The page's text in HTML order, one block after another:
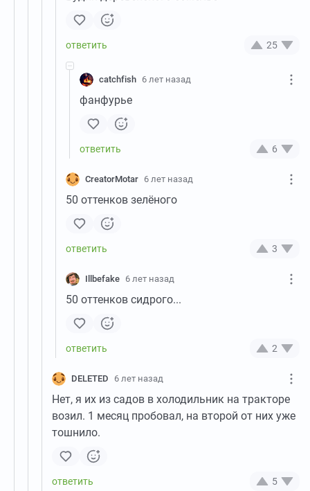
25
catchfish 6 лет назад
фанфурье
6
CreatorMotar 6 лет назад
50 оттенков зелёного
3
Illbefake 6 лет назад
50 оттенков сидрого...
2
DELETED 6 лет назад
Нет, я их из садов в холодильник на тракторе
возил. 1 месяц пробовал, на второй от них уже
тошнило.
5